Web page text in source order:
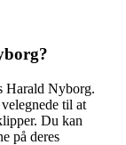
Harald Nyborg.
til at
Du kan
på deres